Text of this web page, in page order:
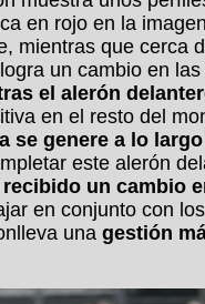
en rojo en la
mientras que cerca
un cambio en
el alerón
en el resto del
se genere a lo
este alerón
un cambio
en conjunto con
una gestión